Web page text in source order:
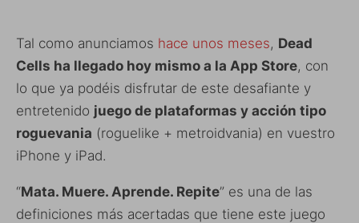
Tal como anunciamos hace unos meses, Dead
Cells ha llegado hoy mismo a la App Store, con
lo que ya podéis disfrutar de este desafiante y
entretenido juego de plataformas y acción tipo
roguevania (roguelike + metroidvania) en vuestro
iPhone y iPad.
“Mata. Muere. Aprende. Repite” es una de las
definiciones más acertadas que tiene este juego